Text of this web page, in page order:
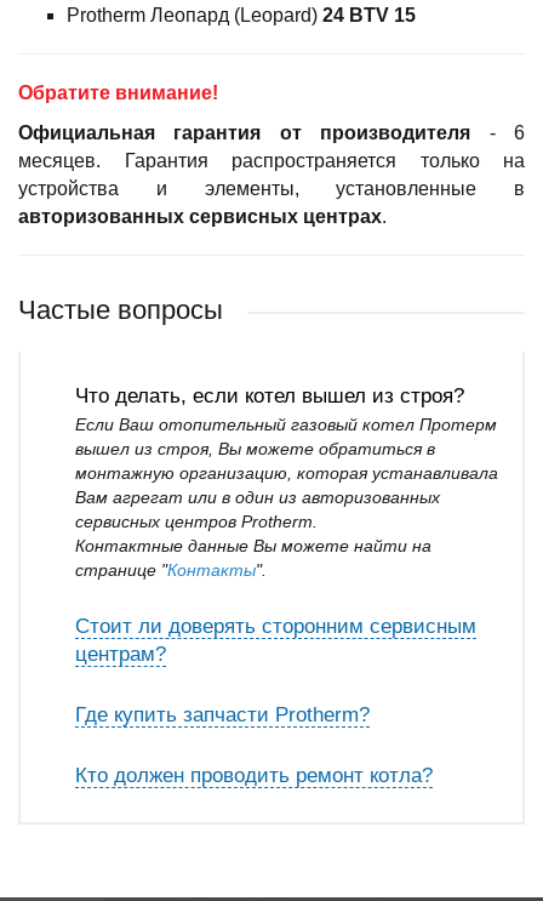
Protherm Леопард (Leopard) 24 BTV 15
Обратите внимание!
Официальная гарантия
от производителя - 6
месяцев. Гарантия распространяется только на
устройства и элементы, установленные в
авторизованных сервисных центрах.
Частые вопросы
Что делать, если котел вышел из строя?
Если Ваш отопительный газовый котел Протерм
вышел из строя, Вы можете обратиться в
монтажную организацию, которая устанавливала
Вам агрегат или в один из авторизованных
сервисных центров Protherm.
Контактные данные Вы можете найти на
странице "Контакты".
Стоит ли доверять сторонним сервисным
центрам?
Где купить запчасти Protherm?
Кто должен проводить ремонт котла?